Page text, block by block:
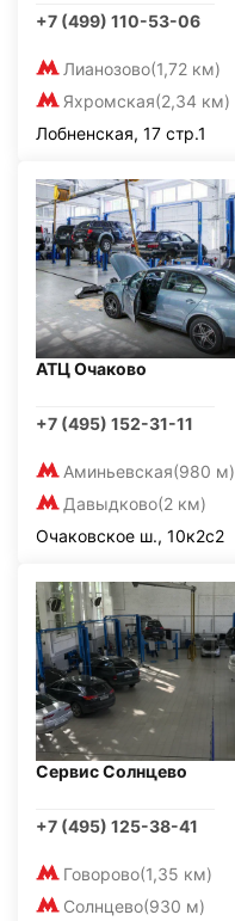
+7 (499) 110-53-06
Лианозово(1,72 км)
Яхромская(2,34 км)
Лобненская, 17 стр.1
АТЦ Очаково
+7 (495) 152-31-11
Аминьевская(980 м)
Давыдково(2 км)
Очаковское ш., 10к2с2
Сервис Солнцево
+7 (495) 125-38-41
Говорово(1,35 км)
Солнцево(930 м)